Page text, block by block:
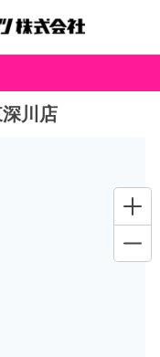
川店